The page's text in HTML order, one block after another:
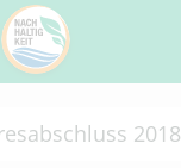
2018